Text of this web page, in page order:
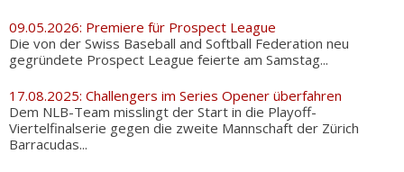
09.05.2026: Premiere für Prospect League
Die von der Swiss Baseball and Softball Federation neu
gegründete Prospect League feierte am Samstag...
17.08.2025: Challengers im Series Opener überfahren
Dem NLB-Team misslingt der Start in die Playoff-
Viertelfinalserie gegen die zweite Mannschaft der Zürich
Barracudas...